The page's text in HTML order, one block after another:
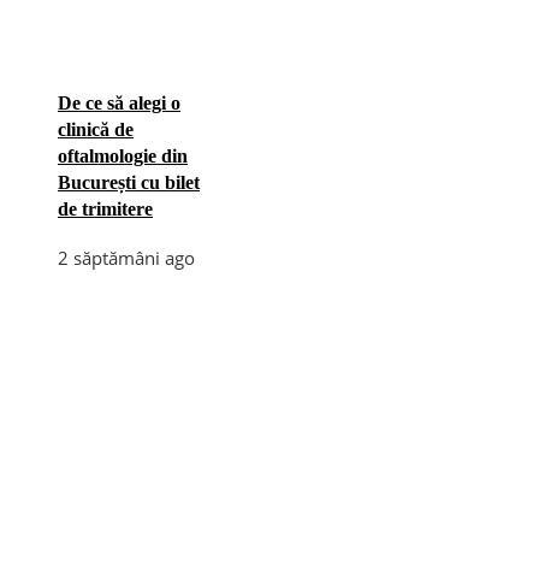
De ce să alegi o
clinică de
oftalmologie din
București cu bilet
de trimitere
2 săptămâni ago